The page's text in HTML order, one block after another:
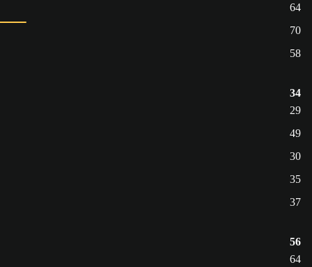
64
70
58
34
29
49
30
35
37
56
64